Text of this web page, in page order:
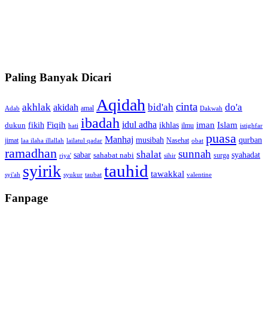
Paling Banyak Dicari
Adab akhlak akidah amal Aqidah bid'ah cinta Dakwah do'a
dukun fikih Fiqih hati ibadah idul adha ikhlas ilmu iman Islam istighfar
jimat laa ilaha illallah lailatul qadar Manhaj musibah Nasehat obat puasa qurban
ramadhan riya' sabar sahabat nabi shalat sihir sunnah surga syahadat
syi'ah syirik syukur taubat tauhid tawakkal valentine
Fanpage